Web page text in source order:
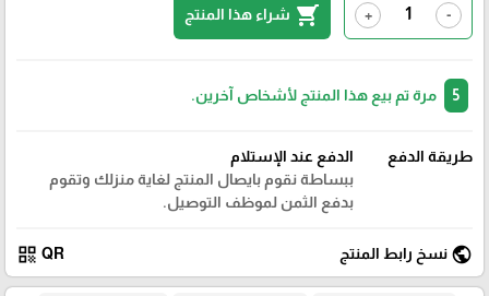
-
+
shopping_cart شراء هذا المنتج
مرة تم بيع هذا المنتج لأشخاص آخرين.
طريقة الدفع
الدفع عند الإستلام
ببساطة نقوم بايصال المنتج لغاية منزلك وتقوم
بدفع الثمن لموظف التوصيل.
public نسخ رابط المنتج QR
qr_code